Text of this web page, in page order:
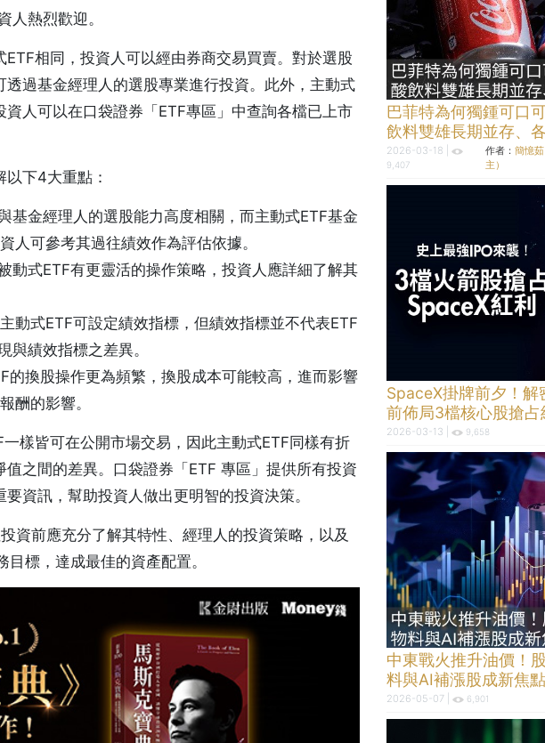
人熱烈歡迎。
相同，投資人可以經由券商交易買賣。對於選股
過基金經理人的選股專業進行投資。此外，主動式
人可以在口袋證券「ETF專區」中查詢各檔已上市
下4大重點：
基金經理人的選股能力高度相關，而主動式ETF基金
人可參考其過往績效作為評估依據。
動式ETF有更靈活的操作策略，投資人應詳細了解其
動式ETF可設定績效指標，但績效指標並不代表ETF
與績效指標之差異。
的換股操作更為頻繁，換股成本可能較高，進而影響
酬的影響。
樣皆可在公開市場交易，因此主動式ETF同樣有折
之間的差異。口袋證券「ETF 專區」提供所有投資
資訊，幫助投資人做出更明智的投資決策。
資前應充分了解其特性、經理人的投資策略，以及
標，達成最佳的資產配置。
巴菲特為何獨鍾可口
飲料雙雄長期並存、
2026-03-18 |
9,407
作者：簡憶
主）
SpaceX掛牌前夕！
前佈局3檔核心股搶占
2026-03-13 | 9,658
中東戰火推升油價！
料與AI補漲股成新焦點
2026-05-07 | 6,901